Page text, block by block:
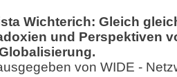
Wichterich: Gleich
und Perspektiven
von WIDE -